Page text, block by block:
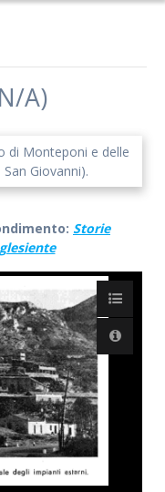
A)
di Monteponi e delle
Giovanni).
Storie